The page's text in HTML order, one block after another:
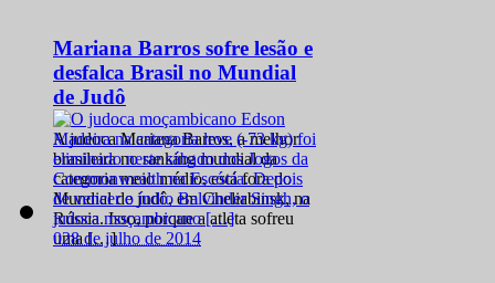
Mariana Barros sofre lesão e
desfalca Brasil no Mundial
de Judô
A judoca Mariana Barros, a melhor
brasileira no ranking mundial da
categoria meio médio, está fora do
Mundial de judô, em Cheliabinsk, na
Rússia. Isso, porque a atleta sofreu
uma […]
028 de julho de 2014